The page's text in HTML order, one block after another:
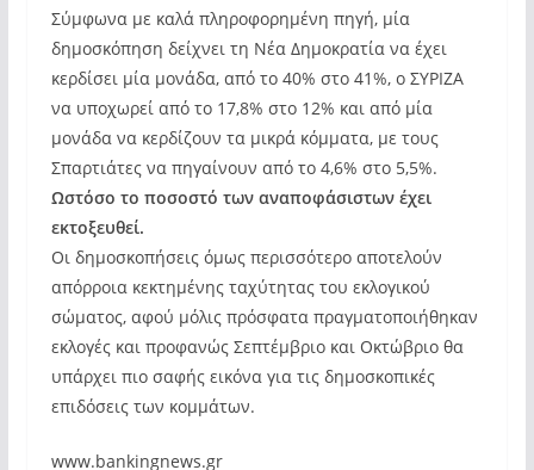
Σύμφωνα με καλά πληροφορημένη πηγή, μία
δημοσκόπηση δείχνει τη Νέα Δημοκρατία να έχει
κερδίσει μία μονάδα, από το 40% στο 41%, ο ΣΥΡΙΖΑ
να υποχωρεί από το 17,8% στο 12% και από μία
μονάδα να κερδίζουν τα μικρά κόμματα, με τους
Σπαρτιάτες να πηγαίνουν από το 4,6% στο 5,5%.
Ωστόσο το ποσοστό των αναποφάσιστων έχει
εκτοξευθεί.
Οι δημοσκοπήσεις όμως περισσότερο αποτελούν
απόρροια κεκτημένης ταχύτητας του εκλογικού
σώματος, αφού μόλις πρόσφατα πραγματοποιήθηκαν
εκλογές και προφανώς Σεπτέμβριο και Οκτώβριο θα
υπάρχει πιο σαφής εικόνα για τις δημοσκοπικές
επιδόσεις των κομμάτων.
www.bankingnews.gr